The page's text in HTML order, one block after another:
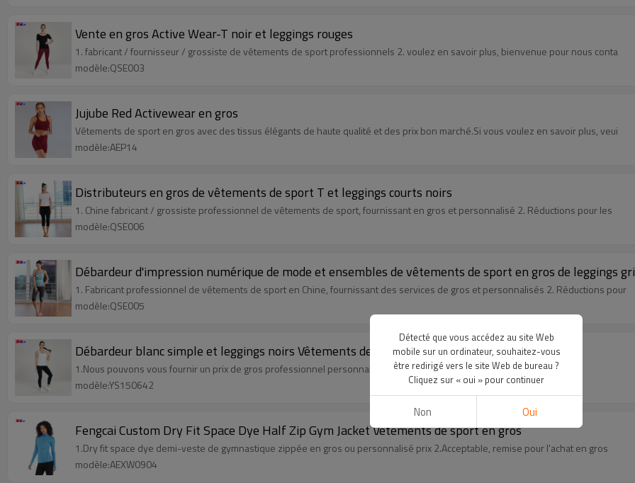
Vente en gros Active Wear-T noir et leggings rouges
1. fabricant / fournisseur / grossiste de vêtements de sport professionnels 2. voulez en savoir plus, bienvenue pour nous conta
modèle:QSE003
Jujube Red Activewear en gros
Vêtements de sport en gros avec des tissus élégants de haute qualité et des prix bon marché.Si vous voulez en savoir plus, veui
modèle:AEP14
Distributeurs en gros de vêtements de sport T et leggings courts noirs
1. Chine fabricant / grossiste professionnel de vêtements de sport, fournissant en gros et personnalisé 2. Réductions pour les
modèle:QSE006
Débardeur d'impression numérique de mode et ensembles de vêtements de sport en gros de leggings
1. Fabricant professionnel de vêtements de sport en Chine, fournissant des services de gros et personnalisés 2. Réductions pour
modèle:QSE005
Débardeur blanc simple et leggings noirs Vêtements de sport en gros
1.Nous pouvons vous fournir un prix de gros professionnel personnalisé ou de gros 2.We
modèle:YS150642
Fengcai Custom Dry Fit Space Dye Half Zip Gym Jacket Vêtements de sport en gros
1.Dry fit space dye demi-veste de gymnastique zippée en gros ou personnalisé prix 2.Acceptable, remise pour l'achat en gros
modèle:AEXW0904
Détecté que vous accédez au site Web
mobile sur un ordinateur, souhaitez-vous
être redirigé vers le site Web de bureau ?
Cliquez sur « oui » pour continuer
Non Oui